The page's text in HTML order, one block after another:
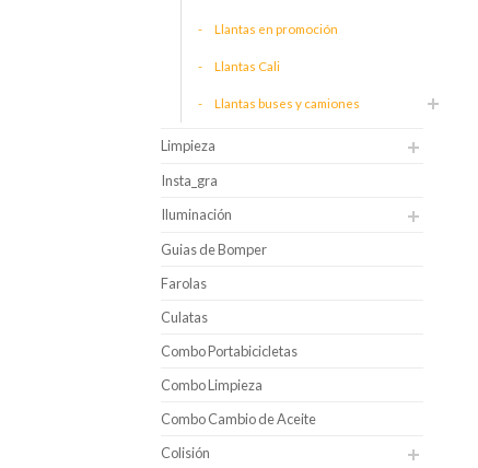
Llantas en promoción
Llantas Cali
Llantas buses y camiones
Limpieza
Insta_gra
Iluminación
Guias de Bomper
Farolas
Culatas
Combo Portabicicletas
Combo Limpieza
Combo Cambio de Aceite
Colisión